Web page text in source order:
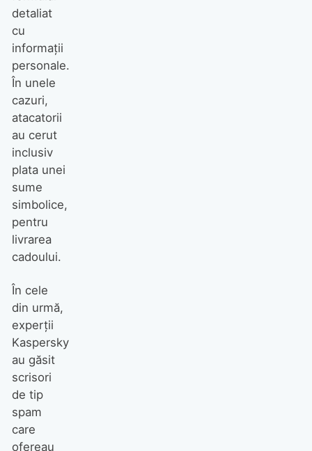
detaliat
cu
informații
personale.
În unele
cazuri,
atacatorii
au cerut
inclusiv
plata unei
sume
simbolice,
pentru
livrarea
cadoului.
În cele
din urmă,
experții
Kaspersky
au găsit
scrisori
de tip
spam
care
ofereau